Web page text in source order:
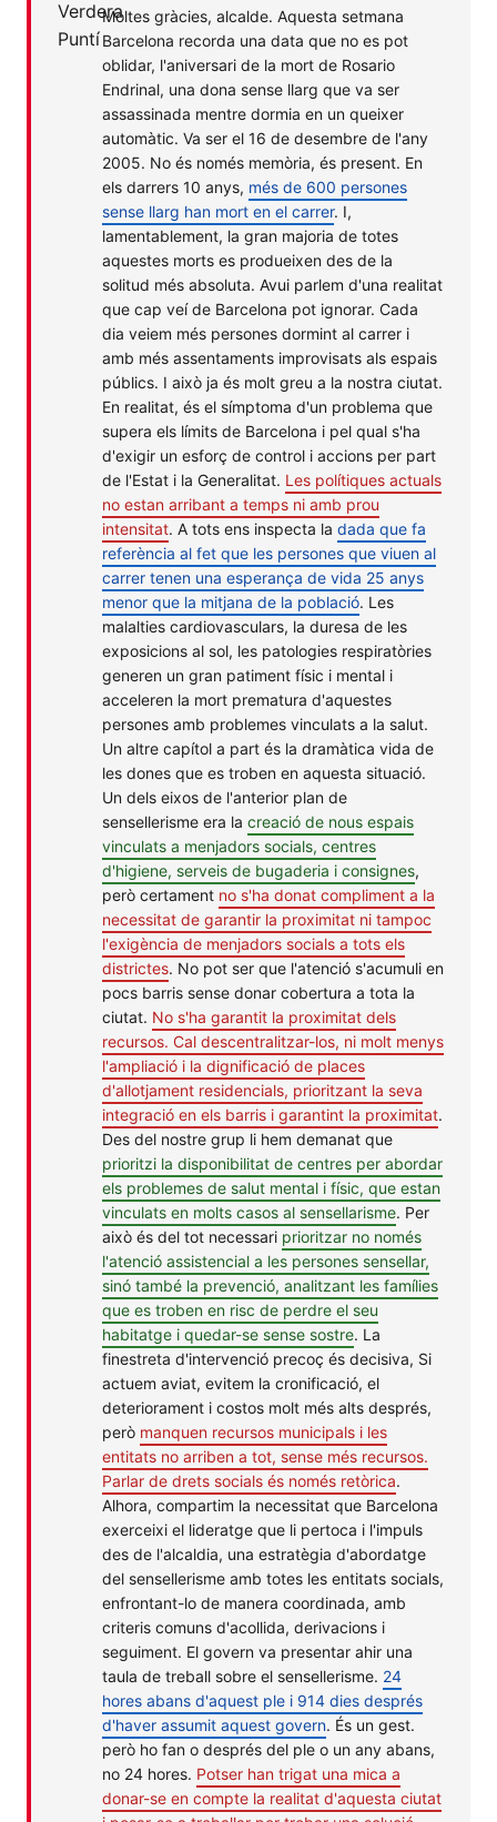
PuntíMoltes gràcies, alcalde. Aquesta setmana
Barcelona recorda una data que no es pot
oblidar, l'aniversari de la mort de Rosario
Endrinal, una dona sense llarg que va ser
assassinada mentre dormia en un queixer
automàtic. Va ser el 16 de desembre de l'any
2005. No és només memòria, és present. En
els darrers 10 anys, més de 600 persones
sense llarg han mort en el carrer. I,
lamentablement, la gran majoria de totes
aquestes morts es produeixen des de la
solitud més absoluta. Avui parlem d'una realitat
que cap veí de Barcelona pot ignorar. Cada
dia veiem més persones dormint al carrer i
amb més assentaments improvisats als espais
públics. I això ja és molt greu a la nostra ciutat.
En realitat, és el símptoma d'un problema que
supera els límits de Barcelona i pel qual s'ha
d'exigir un esforç de control i accions per part
de l'Estat i la Generalitat. Les polítiques actuals
no estan arribant a temps ni amb prou
intensitat. A tots ens inspecta la dada que fa
referència al fet que les persones que viuen al
carrer tenen una esperança de vida 25 anys
menor que la mitjana de la població. Les
malalties cardiovasculars, la duresa de les
exposicions al sol, les patologies respiratòries
generen un gran patiment físic i mental i
acceleren la mort prematura d'aquestes
persones amb problemes vinculats a la salut.
Un altre capítol a part és la dramàtica vida de
les dones que es troben en aquesta situació.
Un dels eixos de l'anterior plan de
sensellerisme era la creació de nous espais
vinculats a menjadors socials, centres
d'higiene, serveis de bugaderia i consignes,
però certament no s'ha donat compliment a la
necessitat de garantir la proximitat ni tampoc
l'exigència de menjadors socials a tots els
districtes. No pot ser que l'atenció s'acumuli en
pocs barris sense donar cobertura a tota la
ciutat. No s'ha garantit la proximitat dels
recursos. Cal descentralitzar-los, ni molt menys
l'ampliació i la dignificació de places
d'allotjament residencials, prioritzant la seva
integració en els barris i garantint la proximitat.
Des del nostre grup li hem demanat que
prioritzi la disponibilitat de centres per abordar
els problemes de salut mental i físic, que estan
vinculats en molts casos al sensellarisme. Per
això és del tot necessari prioritzar no només
l'atenció assistencial a les persones sensellar,
sinó també la prevenció, analitzant les famílies
que es troben en risc de perdre el seu
habitatge i quedar-se sense sostre. La
finestreta d'intervenció precoç és decisiva, Si
actuem aviat, evitem la cronificació, el
deteriorament i costos molt més alts després,
però manquen recursos municipals i les
entitats no arriben a tot, sense més recursos.
Parlar de drets socials és només retòrica.
Alhora, compartim la necessitat que Barcelona
exerceixi el lideratge que li pertoca i l'impuls
des de l'alcaldia, una estratègia d'abordatge
del sensellerisme amb totes les entitats socials,
enfrontant-lo de manera coordinada, amb
criteris comuns d'acollida, derivacions i
seguiment. El govern va presentar ahir una
taula de treball sobre el sensellerisme. 24
hores abans d'aquest ple i 914 dies després
d'haver assumit aquest govern. És un gest.
però ho fan o després del ple o un any abans,
no 24 hores. Potser han trigat una mica a
donar-se en compte la realitat d'aquesta ciutat